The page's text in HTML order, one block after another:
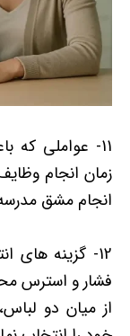
11- عواملی
زمان انجام
انجام مشق
12- گزینه های
فشار و استرس
از میان دو